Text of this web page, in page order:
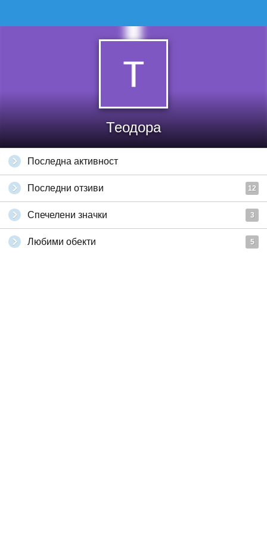
Теодора
Последна активност
Последни отзиви 12
Спечелени значки 3
Любими обекти 5